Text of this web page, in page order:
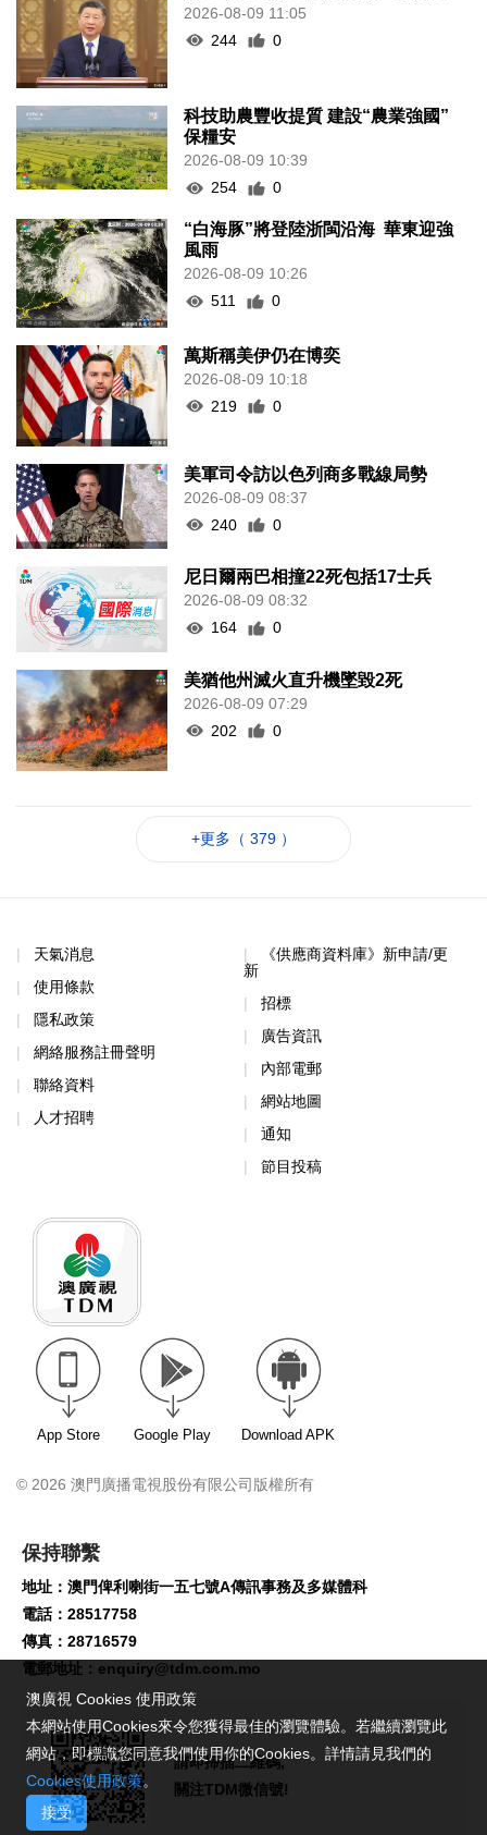
2026-08-09 11:05
244
0
科技助農豐收提質 建設“農業強國”
保糧安
2026-08-09 10:39
254
0
“白海豚”將登陸浙閩沿海 華東迎強
風雨
2026-08-09 10:26
511
0
萬斯稱美伊仍在博奕
2026-08-09 10:18
219
0
美軍司令訪以色列商多戰線局勢
2026-08-09 08:37
240
0
尼日爾兩巴相撞22死包括17士兵
2026-08-09 08:32
164
0
美猶他州滅火直升機墜毀2死
2026-08-09 07:29
202
0
+更多（ 379 ）
天氣消息
使用條款
隱私政策
網絡服務註冊聲明
聯絡資料
人才招聘
《供應商資料庫》新申請/更
新
招標
廣告資訊
內部電郵
網站地圖
通知
節目投稿
App Store Google Play Download APK
© 2026 澳門廣播電視股份有限公司版權所有
保持聯繫
地址：澳門俾利喇街一五七號A傳訊事務及多媒體科
電話：28517758
傳真：28716579
電郵地址： enquiry@tdm.com.mo
請即掃描二維碼,
關注TDM微信號!
澳廣視 Cookies 使用政策
本網站使用Cookies來令您獲得最佳的瀏覽體驗。若繼續瀏覽此
網站，即標識您同意我們使用你的Cookies。詳情請見我們的
Cookies使用政策。
接受